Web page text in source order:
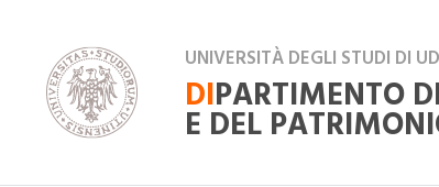
UNIVERSITÀ DEGLI STUDI DI
DIPARTIMENTO
E DEL